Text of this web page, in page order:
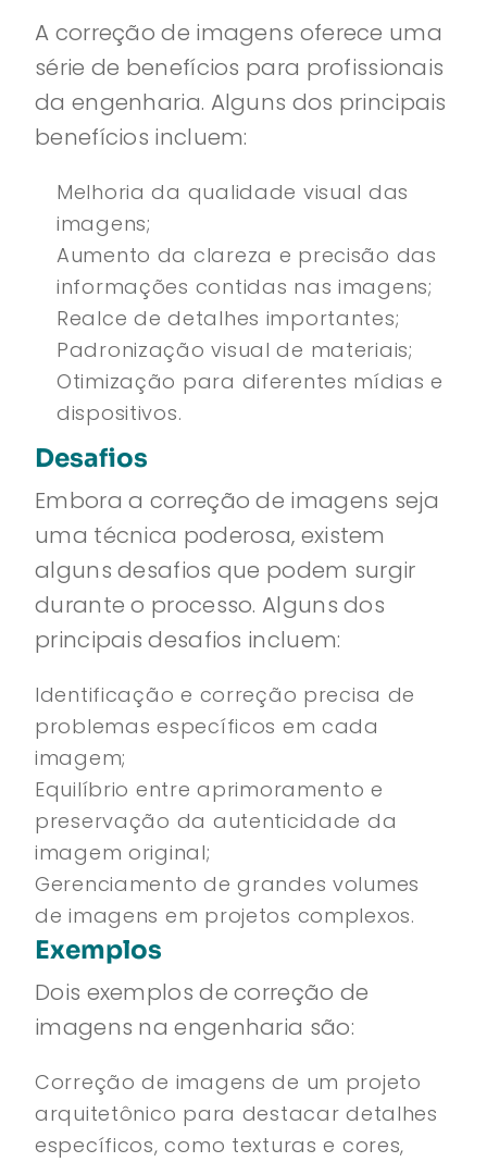
A correção de imagens oferece uma
série de benefícios para profissionais
da engenharia. Alguns dos principais
benefícios incluem:
Melhoria da qualidade visual das
imagens;
Aumento da clareza e precisão das
informações contidas nas imagens;
Realce de detalhes importantes;
Padronização visual de materiais;
Otimização para diferentes mídias e
dispositivos.
Desafios
Embora a correção de imagens seja
uma técnica poderosa, existem
alguns desafios que podem surgir
durante o processo. Alguns dos
principais desafios incluem:
Identificação e correção precisa de
problemas específicos em cada
imagem;
Equilíbrio entre aprimoramento e
preservação da autenticidade da
imagem original;
Gerenciamento de grandes volumes
de imagens em projetos complexos.
Exemplos
Dois exemplos de correção de
imagens na engenharia são:
Correção de imagens de um projeto
arquitetônico para destacar detalhes
específicos, como texturas e cores,